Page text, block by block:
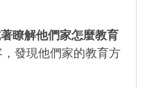
瞭解他們家怎麼教育
，發現他們家的教育方